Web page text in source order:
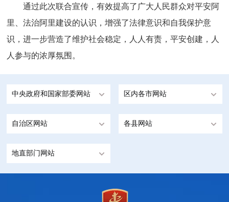
通过此次联合宣传，有效提高了广大人民群众对平安阿
里、法治阿里建设的认识，增强了法律意识和自我保护意
识，进一步营造了维护社会稳定，人人有责，平安创建，人
人参与的浓厚氛围。
中央政府和国家部委网站 区内各市网站
自治区网站 各县网站
地直部门网站